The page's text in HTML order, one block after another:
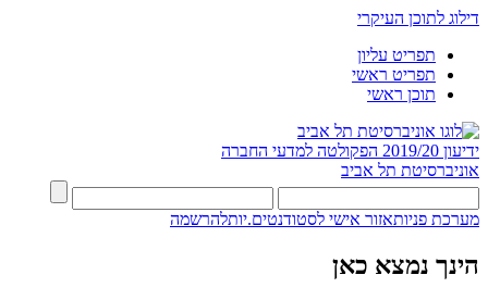
דילוג לתוכן העיקרי
תפריט עליון
תפריט ראשי
תוכן ראשי
ידיעון 2019/20
הפקולטה למדעי החברה
אוניברסיטת תל אביב
מערכת פניותאזור אישי לסטודנטים.יותלהרשמה
הינך נמצא כאן